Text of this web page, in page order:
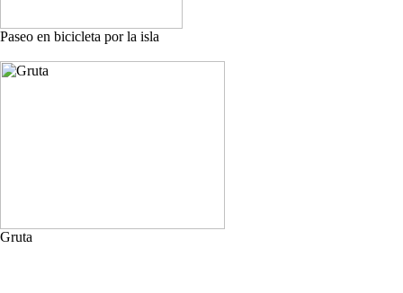
Paseo en bicicleta por la isla
Gruta